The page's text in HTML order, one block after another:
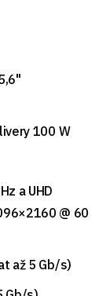
100 W
a UHD
@ 60
až 5 Gb/s)